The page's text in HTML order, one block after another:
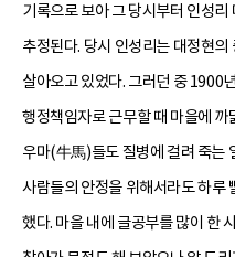
기록으로 보아 그 당시부터 인성
추정된다. 당시 인성리는 대정현의
살아오고 있었다. 그러던 중 1900
행정책임자로 근무할 때 마을에
우마(牛馬)들도 질병에 걸려 죽는
사람들의 안정을 위해서라도 하루
했다. 마을 내에 글공부를 많이 한